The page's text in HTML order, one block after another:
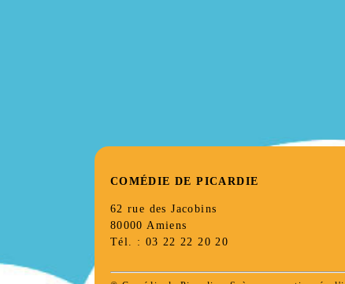
COMÉDIE DE PICARDIE
62 rue des Jacobins
80000 Amiens
Tél. : 03 22 22 20 20